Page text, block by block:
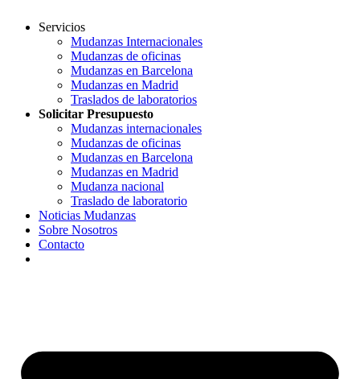
Servicios
Mudanzas Internacionales
Mudanzas de oficinas
Mudanzas en Barcelona
Mudanzas en Madrid
Traslados de laboratorios
Solicitar Presupuesto
Mudanzas internacionales
Mudanzas de oficinas
Mudanzas en Barcelona
Mudanzas en Madrid
Mudanza nacional
Traslado de laboratorio
Noticias Mudanzas
Sobre Nosotros
Contacto